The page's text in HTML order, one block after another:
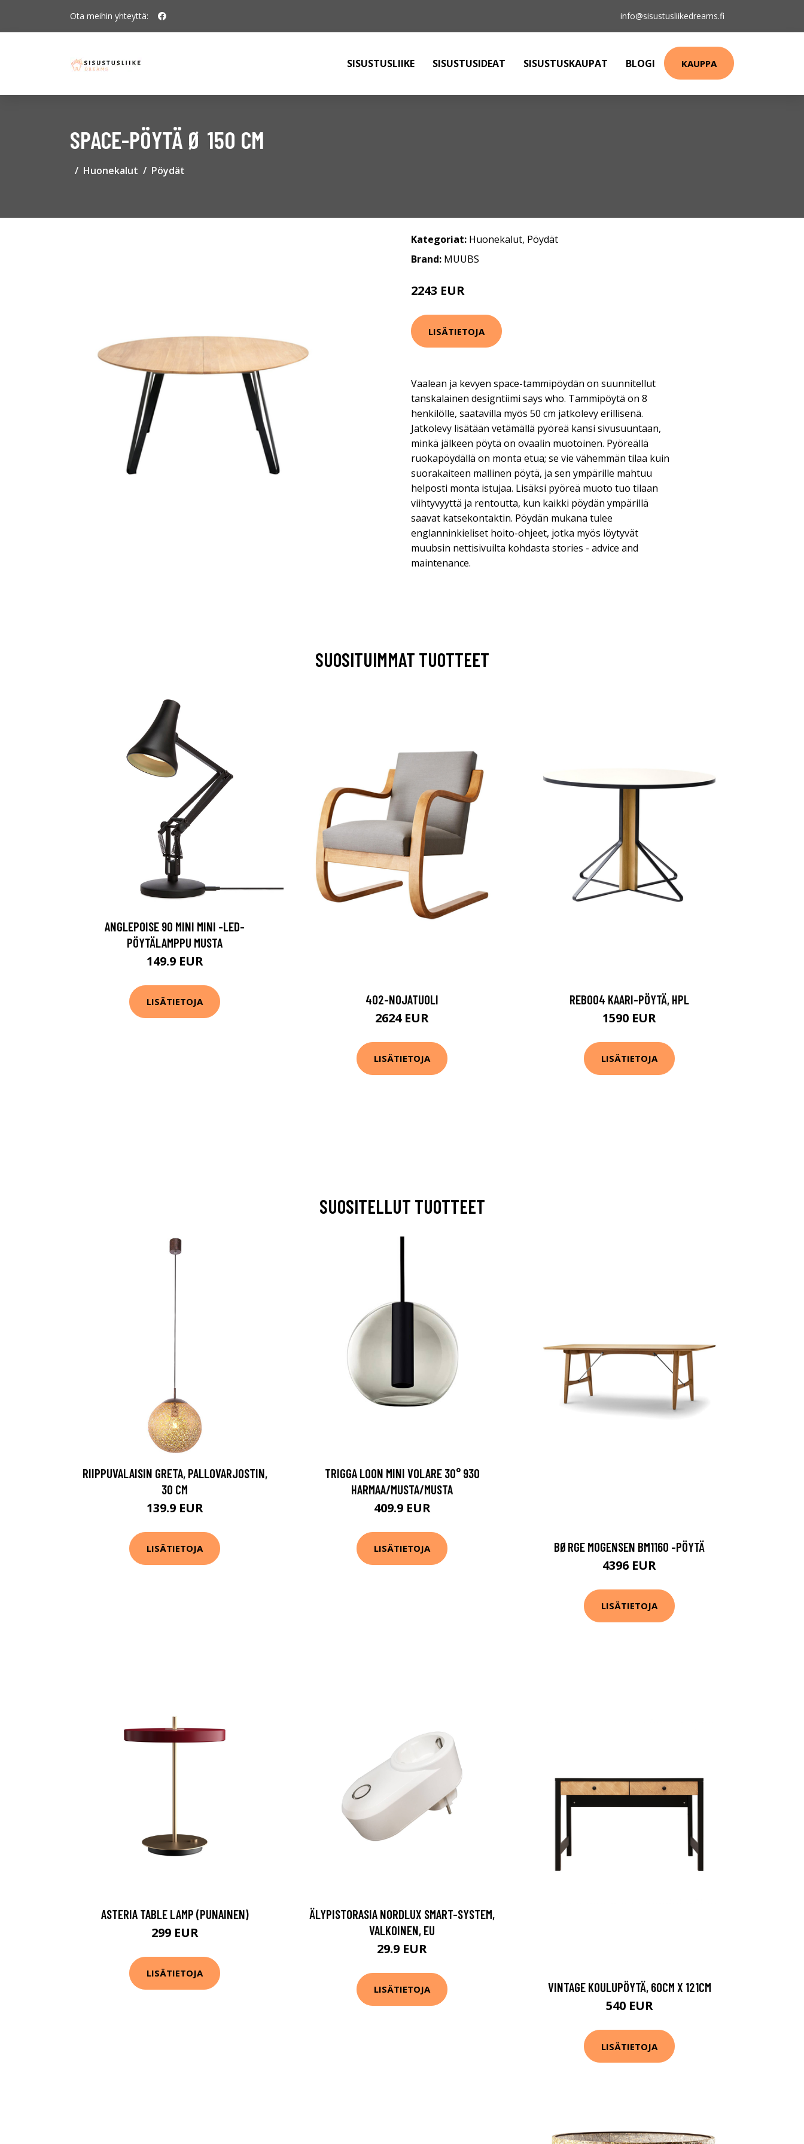
Ota meihin yhteyttä: info@sisustusliikedreams.fi
SISUSTUSLIIKE SISUSTUSIDEAT SISUSTUSKAUPAT BLOGI KAUPPA
SPACE-PÖYTÄ Ø 150 CM
Huonekalut Pöydät
Kategoriat: Huonekalut, Pöydät
Brand: MUUBS
2243 EUR
LISÄTIETOJA
Vaalean ja kevyen space-tammipöydän on suunnitellut
tanskalainen designtiimi says who. Tammipöytä on 8
henkilölle, saatavilla myös 50 cm jatkolevy erillisenä.
Jatkolevy lisätään vetämällä pyöreä kansi sivusuuntaan,
minkä jälkeen pöytä on ovaalin muotoinen. Pyöreällä
ruokapöydällä on monta etua; se vie vähemmän tilaa kuin
suorakaiteen mallinen pöytä, ja sen ympärille mahtuu
helposti monta istujaa. Lisäksi pyöreä muoto tuo tilaan
viihtyvyyttä ja rentoutta, kun kaikki pöydän ympärillä
saavat katsekontaktin. Pöydän mukana tulee
englanninkieliset hoito-ohjeet, jotka myös löytyvät
muubsin nettisivuilta kohdasta stories - advice and
maintenance.
SUOSITUIMMAT TUOTTEET
ANGLEPOISE 90 MINI MINI -LED-
PÖYTÄLAMPPU MUSTA
149.9 EUR
LISÄTIETOJA 402-NOJATUOLI
2624 EUR
LISÄTIETOJA
REB004 KAARI-PÖYTÄ, HPL
1590 EUR
LISÄTIETOJA
SUOSITELLUT TUOTTEET
RIIPPUVALAISIN GRETA, PALLOVARJOSTIN,
30 CM
139.9 EUR
LISÄTIETOJA
TRIGGA LOON MINI VOLARE 30° 930
HARMAA/MUSTA/MUSTA
409.9 EUR
LISÄTIETOJA BØRGE MOGENSEN BM1160 -PÖYTÄ
4396 EUR
LISÄTIETOJA
ASTERIA TABLE LAMP (PUNAINEN)
299 EUR
LISÄTIETOJA
ÄLYPISTORASIA NORDLUX SMART-SYSTEM,
VALKOINEN, EU
29.9 EUR
LISÄTIETOJA VINTAGE KOULUPÖYTÄ, 60CM X 121CM
540 EUR
LISÄTIETOJA